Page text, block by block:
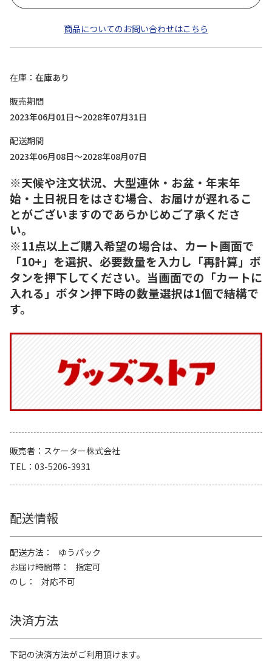
商品についてのお問い合わせはこちら
在庫
在庫あり
販売期間
2023年06月01日～2028年07月31日
配送期間
2023年06月08日～2028年08月07日
※天候や注文状況、大型連休・お盆・年末年
始・土日祝日をはさむ場合、お届けが遅れるこ
とがございますのであらかじめご了承くださ
い。
※11点以上ご購入希望の場合は、カート画面で
「10+」を選択、必要数量を入力し「再計算」ボ
タンを押下してください。当画面での「カートに
入れる」ボタン押下時の数量選択は1個で結構で
す。
販売者
スケーター株式会社
TEL
03-5206-3931
配送情報
配送方法
ゆうパック
お届け時間帯
指定可
のし
対応不可
決済方法
下記の決済方法がご利用頂けます。